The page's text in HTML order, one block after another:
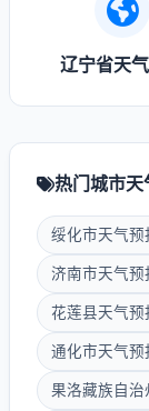
辽宁省天
热门城市天
绥化市天气预
济南市天气预
花莲县天气预
通化市天气预
果洛藏族自治